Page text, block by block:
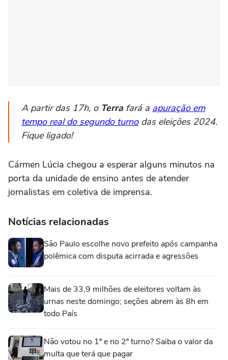
A partir das 17h, o Terrafará a apuração em
tempo real do segundo turnodas eleições 2024.
Fique ligado!
Cármen Lúcia chegou a esperar alguns minutos na
porta da unidade de ensino antes de atender
jornalistas em coletiva de imprensa.
Notícias relacionadas
São Paulo escolhe novo prefeito após campanha
polêmica com disputa acirrada e agressões
Mais de 33,9 milhões de eleitores voltam às
urnas neste domingo; seções abrem às 8h em
todo País
Não votou no 1º e no 2º turno? Saiba o valor da
multa que terá que pagar